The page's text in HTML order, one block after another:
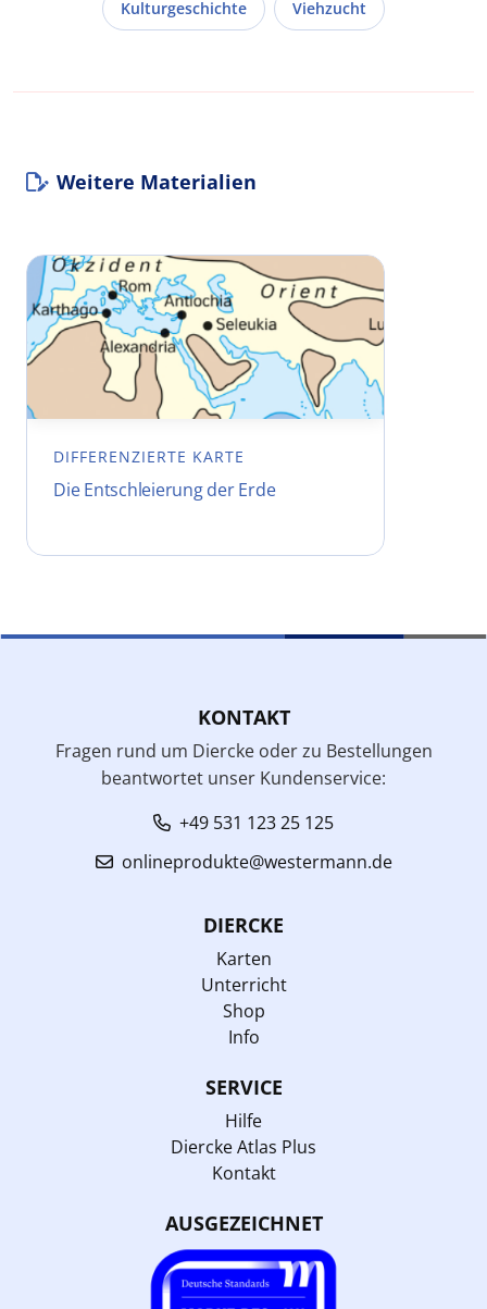
Kulturgeschichte Viehzucht
Weitere Materialien
DIFFERENZIERTE KARTE
Die Entschleierung der Erde
KONTAKT
Fragen rund um Diercke oder zu Bestellungen
beantwortet unser Kundenservice:
+49 531 123 25 125
onlineprodukte@westermann.de
DIERCKE
Karten
Unterricht
Shop
Info
SERVICE
Hilfe
Diercke Atlas Plus
Kontakt
AUSGEZEICHNET